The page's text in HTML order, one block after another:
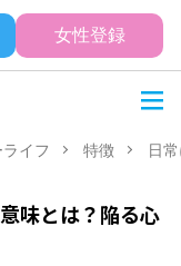
女性登録
イフ 特徴 日
味とは？陥る心